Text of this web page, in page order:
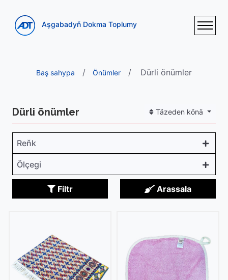
Aşgabadyň Dokma Toplumy
Baş sahypa Önümler Dürli önümler
Dürli önümler Täzeden könä
Reňk
Ölçegi
Filtr Arassala